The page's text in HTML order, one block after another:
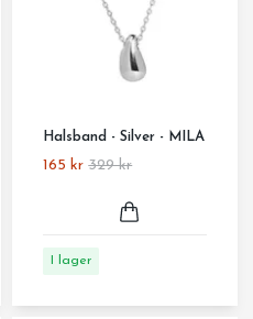
Halsband - Silver - MILA
165 kr 329 kr
I lager